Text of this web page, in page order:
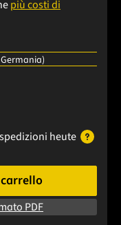
più costi di
heute
desiderata o
PDF